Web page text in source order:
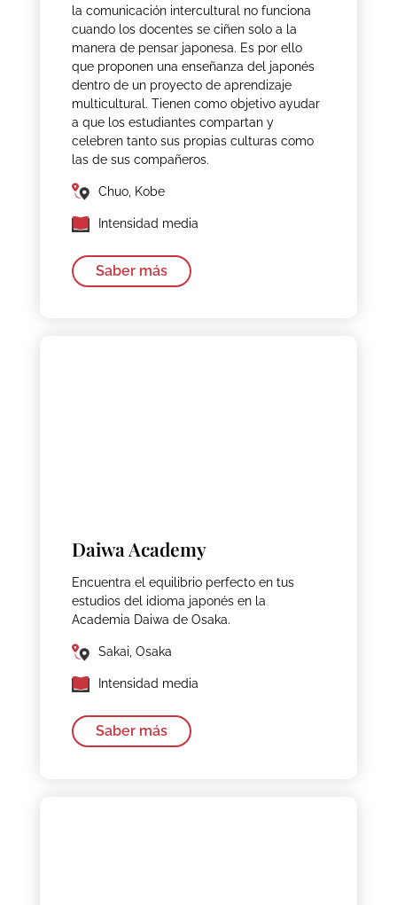
la comunicación intercultural no funciona
cuando los docentes se ciñen solo a la
manera de pensar japonesa. Es por ello
que proponen una enseñanza del japonés
dentro de un proyecto de aprendizaje
multicultural. Tienen como objetivo ayudar
a que los estudiantes compartan y
celebren tanto sus propias culturas como
las de sus compañeros.
Chuo, Kobe
Intensidad media
Saber más
Daiwa Academy
Encuentra el equilibrio perfecto en tus
estudios del idioma japonés en la
Academia Daiwa de Osaka.
Sakai, Osaka
Intensidad media
Saber más